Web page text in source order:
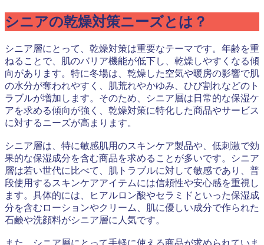
シニアの乾燥対策ニーズとは？
シニア層にとって、乾燥対策は重要なテーマです。年齢を重
ねることで、肌のバリア機能が低下し、乾燥しやすくなる傾
向があります。特に冬場は、乾燥した空気や暖房の影響で肌
の水分が奪われやすく、肌荒れやかゆみ、ひび割れなどのト
ラブルが増加します。そのため、シニア層は日常的な保湿ケ
アを求める傾向が強く、乾燥対策に特化した商品やサービス
に対するニーズが高まります。
シニア層は、特に敏感肌用のスキンケア製品や、低刺激で効
果的な保湿成分を含む商品を求めることが多いです。シニア
層は若い世代に比べて、肌トラブルに対して敏感であり、普
段使用するスキンケアアイテムには信頼性や安心感を重視し
ます。具体的には、ヒアルロン酸やセラミドといった保湿成
分を含むローションやクリーム、肌に優しい成分で作られた
石鹸や洗顔料がシニア層に人気です。